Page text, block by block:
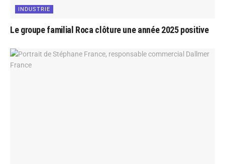
INDUSTRIE
Le groupe familial Roca clôture une année 2025 positive